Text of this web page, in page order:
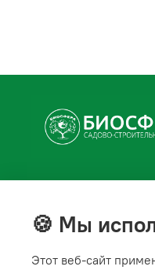
справочная служба
Мы в соц. сетях
🍪 Мы
Этот веб‑сайт